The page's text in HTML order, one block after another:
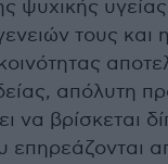
ψυχικής
τους και
απόλυτη
να βρίσκεται